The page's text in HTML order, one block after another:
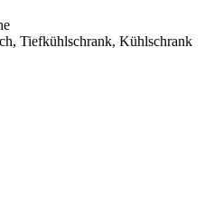
Tiefkühlschrank, Kühlschrank